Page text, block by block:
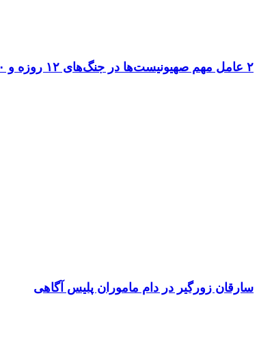
۲ عامل مهم صهیونیست‌ها در جنگ‌های ۱۲ روزه و ۴۰ روزه اعدام شدند
سارقان زورگیر در دام ماموران پلیس آگاهی